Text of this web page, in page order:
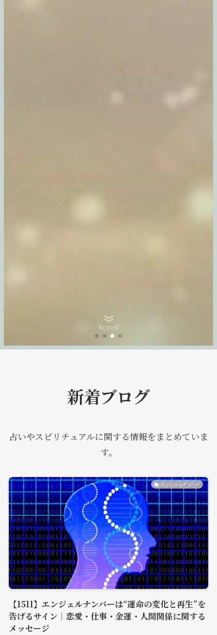
Scroll
新着ブログ
占いやスピリチュアルに関する情報をまとめていま
す。
エンジェルナンバー
【1511】エンジェルナンバーは“運命の変化と再生”を
告げるサイン｜恋愛・仕事・金運・人間関係に関する
メッセージ